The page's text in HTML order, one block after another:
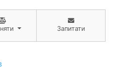
Запитати